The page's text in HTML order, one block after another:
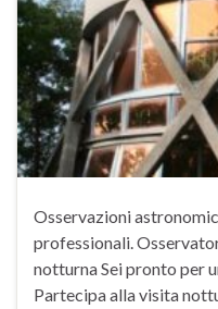
Osservazioni
professionali.
notturna Sei pronto per
Partecipa alla visita